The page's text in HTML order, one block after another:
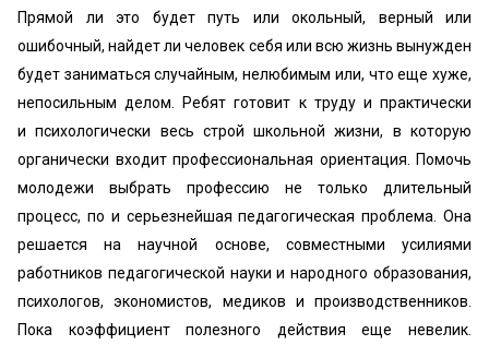
Прямой ли это будет путь или окольный, верный или
ошибочный, найдет ли человек себя или всю жизнь вынужден
будет заниматься случайным, нелюбимым или, что еще хуже,
непосильным делом. Ребят готовит к труду и практически
и психологически весь строй школьной жизни, в которую
органически входит профессиональная ориентация. Помочь
молодежи выбрать профессию не только длительный
процесс, по и серьезнейшая педагогическая проблема. Она
решается на научной основе, совместными усилиями
работников педагогической науки и народного образования,
психологов, экономистов, медиков и производственников.
Пока коэффициент полезного действия еще невелик.